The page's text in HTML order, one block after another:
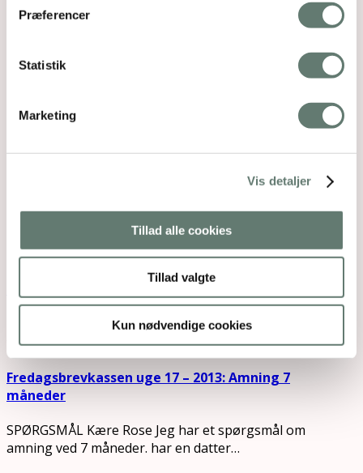
Præferencer
Statistik
Marketing
Vis detaljer
Tillad alle cookies
Tillad valgte
Kun nødvendige cookies
Relaterede indlæg
Fredagsbrevkassen uge 9 – 2017: Zink til børn
Zink til børn SPØRGSMÅL Hej Rose Allerførst tusind
tak for din fantastiske hjælp! Jeg har…
Fredagsbrevkassen uge 17 – 2013: Amning 7
måneder
SPØRGSMÅL Kære Rose Jeg har et spørgsmål om
amning ved 7 måneder. har en datter…